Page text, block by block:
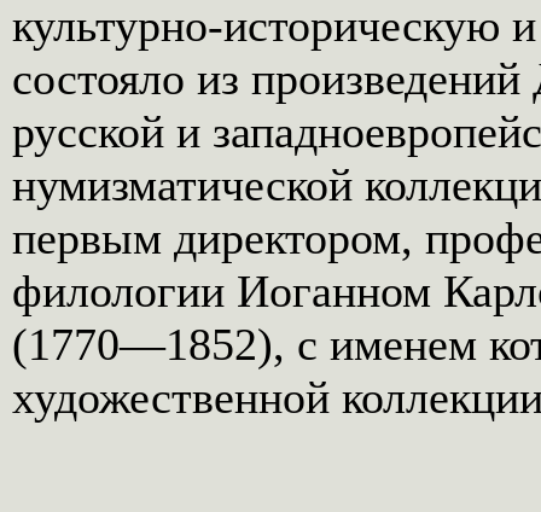
культурно-историческую
состояло из
русской и
нумизматической
первым директором,
филологии Иоганном
(1770—1852), с именем
художественной